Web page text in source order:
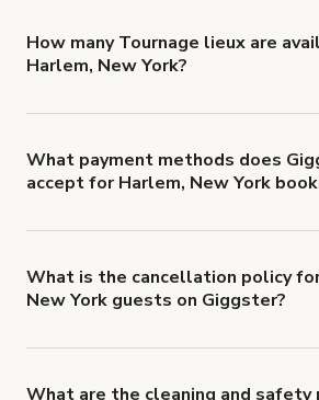
then click 'Filters' to look for
How many Tournage lieux are
Harlem, New York?
What payment methods does
accept for Harlem, New York
What is the cancellation policy
New York guests on Giggster?
cancellation and refund policy
What are the cleaning and